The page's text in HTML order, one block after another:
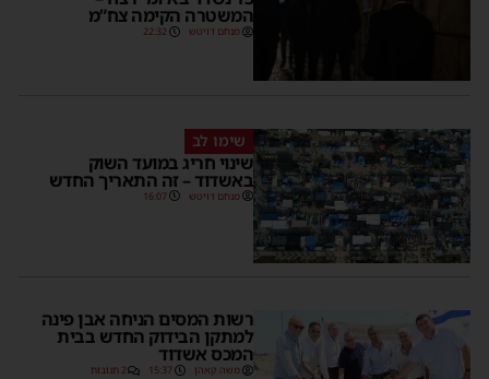
המשטרה הקימה צח”מ
מנחם דויטש 22:32
שימו לב
שינוי חריג במועד השוק
באשדוד – זה התאריך החדש
מנחם דויטש 16:07
רשות המסים הניחה אבן פינה
למתקן הבידוק החדש בבית
המכס אשדוד
משה קאהן 15:37 2 תגובות